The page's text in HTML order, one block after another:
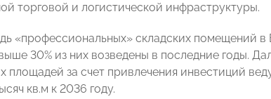
торговой и логистической инфраструктуры.
«профессиональных» складских помещений в
30% из них возведены в последние годы.
площадей за счет привлечения инвестиций
кв.м к 2036 году.